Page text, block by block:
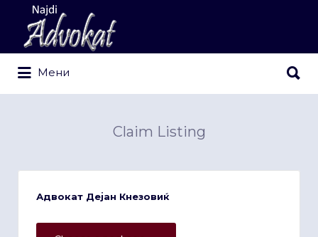
Search
for:
Мени
for:
Claim Listing
Адвокат Дејан Кнезовиќ